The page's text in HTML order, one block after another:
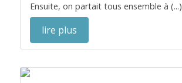
Ensuite, on partait tous ensemble à (...)
lire plus